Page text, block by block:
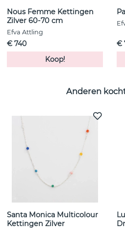
Nous Femme Kettingen
Zilver 60-70 cm
Efva Attling
€ 740
Koop!
€
Anderen
Santa Monica Multicolour
Kettingen Zilver